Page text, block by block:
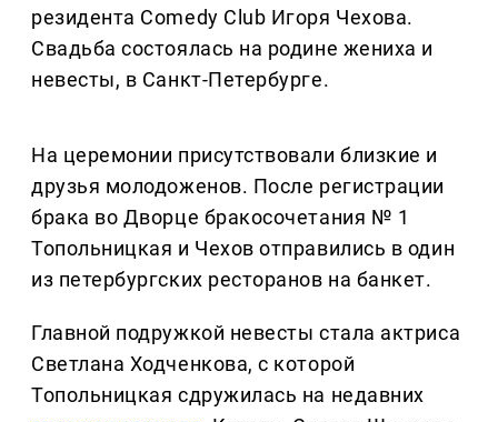
резидента Comedy Club Игоря Чехова.
Свадьба состоялась на родине жениха и
невесты, в Санкт-Петербурге.
На церемонии присутствовали близкие и
друзья молодоженов. После регистрации
брака во Дворце бракосочетания № 1
Топольницкая и Чехов отправились в один
из петербургских ресторанов на банкет.
Главной подружкой невесты стала актриса
Светлана Ходченкова, с которой
Топольницкая сдружилась на недавних